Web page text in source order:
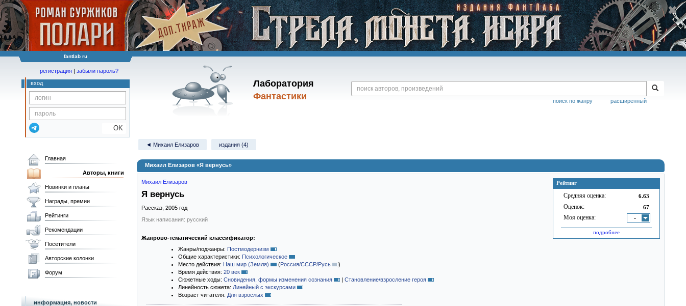
fantlab ru
Лаборатория
Фантастики
расширенный
поиск по жанру
регистрация | забыли пароль?
вход
OK
◄ Михаил Елизаров издания (4)
Михаил Елизаров «Я вернусь»
Рейтинг
Средняя оценка: 6.63
Оценок: 67
Моя оценка: -
подробнее
Михаил Елизаров
Я вернусь
Рассказ, 2005 год
Язык написания: русский
Жанрово-тематический классификатор:
Жанры/поджанры: Постмодернизм
Общие характеристики: Психологическое
Место действия: Наш мир (Земля) (Россия/СССР/Русь
)
Время действия: 20 век
Сюжетные ходы: Сновидения, формы изменения сознания | Становление/взросление героя
Линейность сюжета: Линейный с экскурсами
Возраст читателя: Для взрослых
Главная
Авторы, книги
Новинки и планы
Награды, премии
Рейтинги
Рекомендации
Посетители
Авторские колонки
Форум
информация, новости